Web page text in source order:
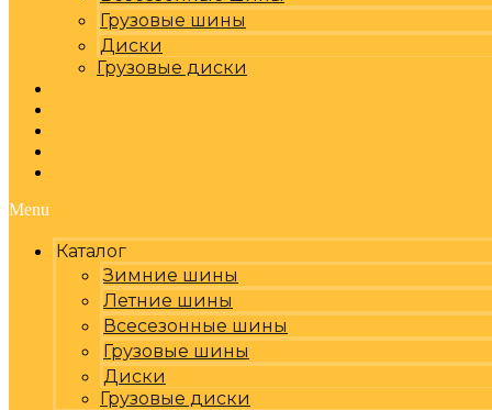
Грузовые шины
Диски
Грузовые диски
Menu
Каталог
Зимние шины
Летние шины
Всесезонные шины
Грузовые шины
Диски
Грузовые диски